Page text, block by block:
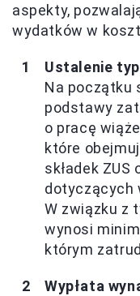
aspekty,
wydatków w
Ustalenie
Na początku
podstawy
o pracę
które
składek ZUS
dotyczących
W związku z
wynosi
którym
Wypłata